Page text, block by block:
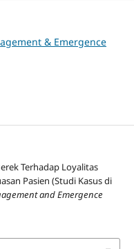
& Emergence
Terhadap Loyalitas
Pasien (Studi Kasus di
and Emergence